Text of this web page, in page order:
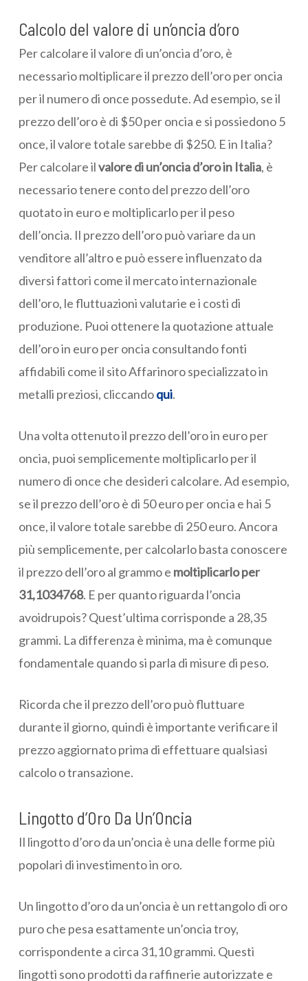
Calcolo del valore di un’oncia d’oro
Per calcolare il valore di un’oncia d’oro, è
necessario moltiplicare il prezzo dell’oro per oncia
per il numero di once possedute. Ad esempio, se il
prezzo dell’oro è di $50 per oncia e si possiedono 5
once, il valore totale sarebbe di $250. E in Italia?
Per calcolare ilvalore di un’oncia d’oro in Italia, è
necessario tenere conto del prezzo dell’oro
quotato in euro e moltiplicarlo per il peso
dell’oncia. Il prezzo dell’oro può variare da un
venditore all’altro e può essere influenzato da
diversi fattori come il mercato internazionale
dell’oro, le fluttuazioni valutarie e i costi di
produzione. Puoi ottenere la quotazione attuale
dell’oro in euro per oncia consultando fonti
affidabili come il sito Affarinoro specializzato in
metalli preziosi, cliccandoqui.
Una volta ottenuto il prezzo dell’oro in euro per
oncia, puoi semplicemente moltiplicarlo per il
numero di once che desideri calcolare. Ad esempio,
se il prezzo dell’oro è di 50 euro per oncia e hai 5
once, il valore totale sarebbe di 250 euro. Ancora
più semplicemente, per calcolarlo basta conoscere
il prezzo dell’oro al grammo e moltiplicarlo per
31,1034768. E per quanto riguarda l’oncia
avoidrupois? Quest’ultima corrisponde a 28,35
grammi. La differenza è minima, ma è comunque
fondamentale quando si parla di misure di peso.
Ricorda che il prezzo dell’oro può fluttuare
durante il giorno, quindi è importante verificare il
prezzo aggiornato prima di effettuare qualsiasi
calcolo o transazione.
Lingotto d’Oro Da Un’Oncia
Il lingotto d’oro da un’oncia è una delle forme più
popolari di investimento in oro.
Un lingotto d’oro da un’oncia è un rettangolo di oro
puro che pesa esattamente un’oncia troy,
corrispondente a circa 31,10 grammi. Questi
lingotti sono prodotti da raffinerie autorizzate e